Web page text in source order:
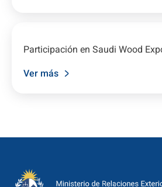
Participación en Saudi Wood
Ver más